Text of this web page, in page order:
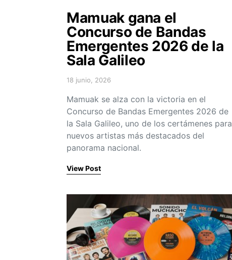
Mamuak gana el
Concurso de Bandas
Emergentes 2026 de la
Sala Galileo
Posted on
18 junio, 2026
Mamuak se alza con la victoria en el
Concurso de Bandas Emergentes 2026 de
la Sala Galileo, uno de los certámenes para
nuevos artistas más destacados del
panorama nacional.
View Post